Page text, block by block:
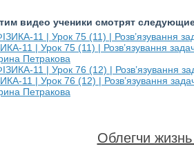
видео ученики смотрят
11 | Урок 75 (11) | Розв’язування
Петракова
11 | Урок 76 (12) | Розв’язування
Петракова
Облегчи